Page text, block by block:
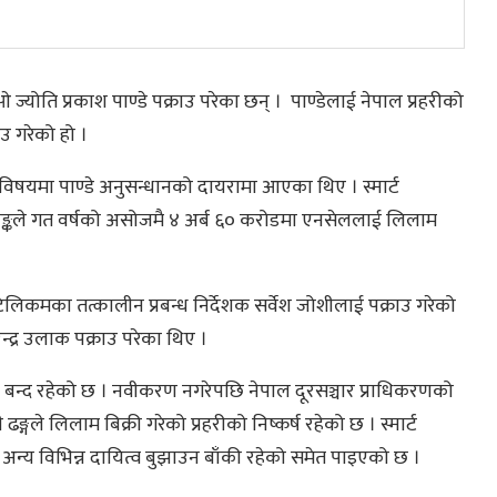
प्रकाश पाण्डे पक्राउ परेका छन् । पाण्डेलाई नेपाल प्रहरीको
गरेको हो ।
पाण्डे अनुसन्धानको दायरामा आएका थिए । स्मार्ट
गत वर्षको असोजमै ४ अर्ब ६० करोडमा एनसेललाई लिलाम
तत्कालीन प्रबन्ध निर्देशक सर्वेश जोशीलाई पक्राउ गरेको
उलाक पक्राउ परेका थिए ।
रहेको छ । नवीकरण नगरेपछि नेपाल दूरसञ्चार प्राधिकरणको
लिलाम बिक्री गरेको प्रहरीको निष्कर्ष रहेको छ । स्मार्ट
विभिन्न दायित्व बुझाउन बाँकी रहेको समेत पाइएको छ ।